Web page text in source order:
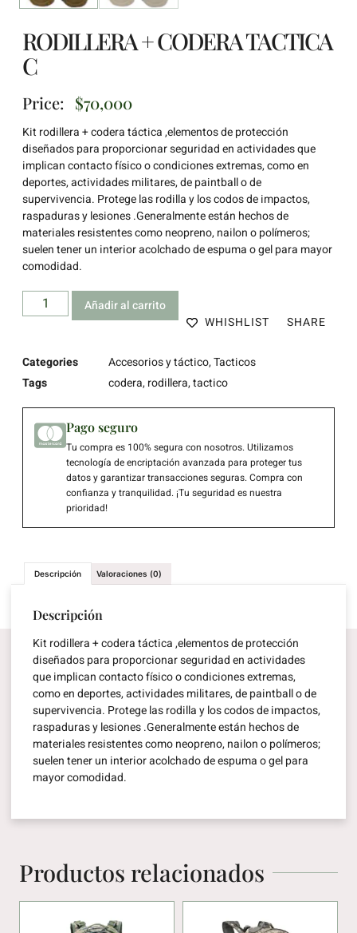
RODILLERA + CODERA TACTICA
C
Price: $70,000
Kit rodillera+coderatáctica ,elementos deprotección
diseñados para proporcionar seguridad en actividades que
implican contacto físico o condiciones extremas, como en
deportes, actividades militares, de paintball o de
supervivencia. Protege las rodilla y los codos de impactos,
raspaduras y lesiones .Generalmente están hechos de
materiales resistentes como neopreno, nailon o polímeros;
suelen tener un interior acolchado de espuma o gel para mayor
comodidad.
Añadir al carrito
WHISHLIST
SHARE
Categories Accesorios y táctico,Tacticos
Tags
codera,rodillera,tactico
Pago seguro
Tu compra es 100% segura con nosotros. Utilizamos
tecnología de encriptación avanzada para proteger tus
datos y garantizar transacciones seguras. Compra con
confianza y tranquilidad. ¡Tu seguridad es nuestra
prioridad!
Descripción Valoraciones (0)
Descripción
Kit rodillera+coderatáctica ,elementos deprotección
diseñados para proporcionar seguridad en actividades
que implican contacto físico o condiciones extremas,
como en deportes, actividades militares, de paintball o de
supervivencia. Protege las rodilla y los codos de impactos,
raspaduras y lesiones .Generalmente están hechos de
materiales resistentes como neopreno, nailon o polímeros;
suelen tener un interior acolchado de espuma o gel para
mayor comodidad.
Productos relacionados